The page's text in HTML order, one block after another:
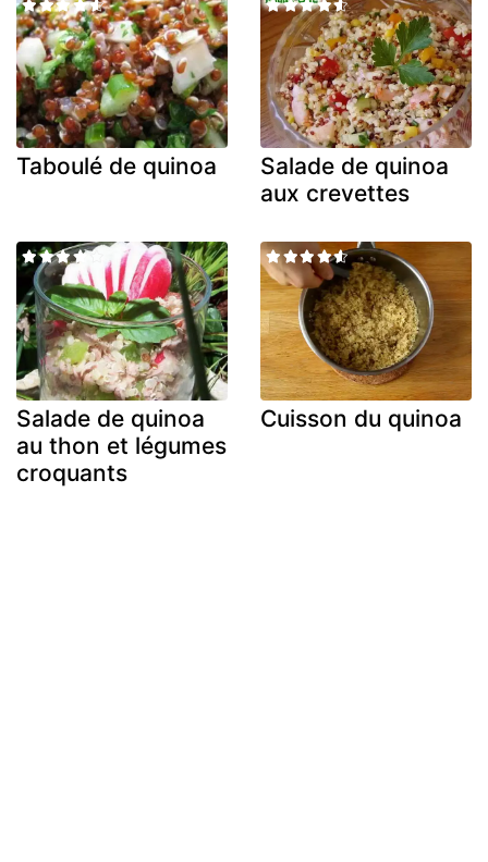
Taboulé de quinoa
Salade de quinoa
aux crevettes
Salade de quinoa
au thon et légumes
croquants
Cuisson du quinoa